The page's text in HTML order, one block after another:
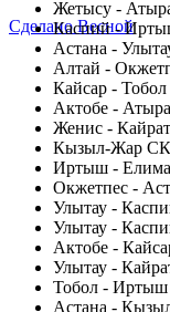
Жетысу -
Каспий -
Астана -
Алтай -
Кайсар - Тобол
Актобе -
Женис - Кайрат
Кызыл-Жар СК
Иртыш -
Окжетпес -
Улытау -
Улытау -
Актобе -
Улытау -
Тобол - Иртыш
Астана -
Сделано Весной